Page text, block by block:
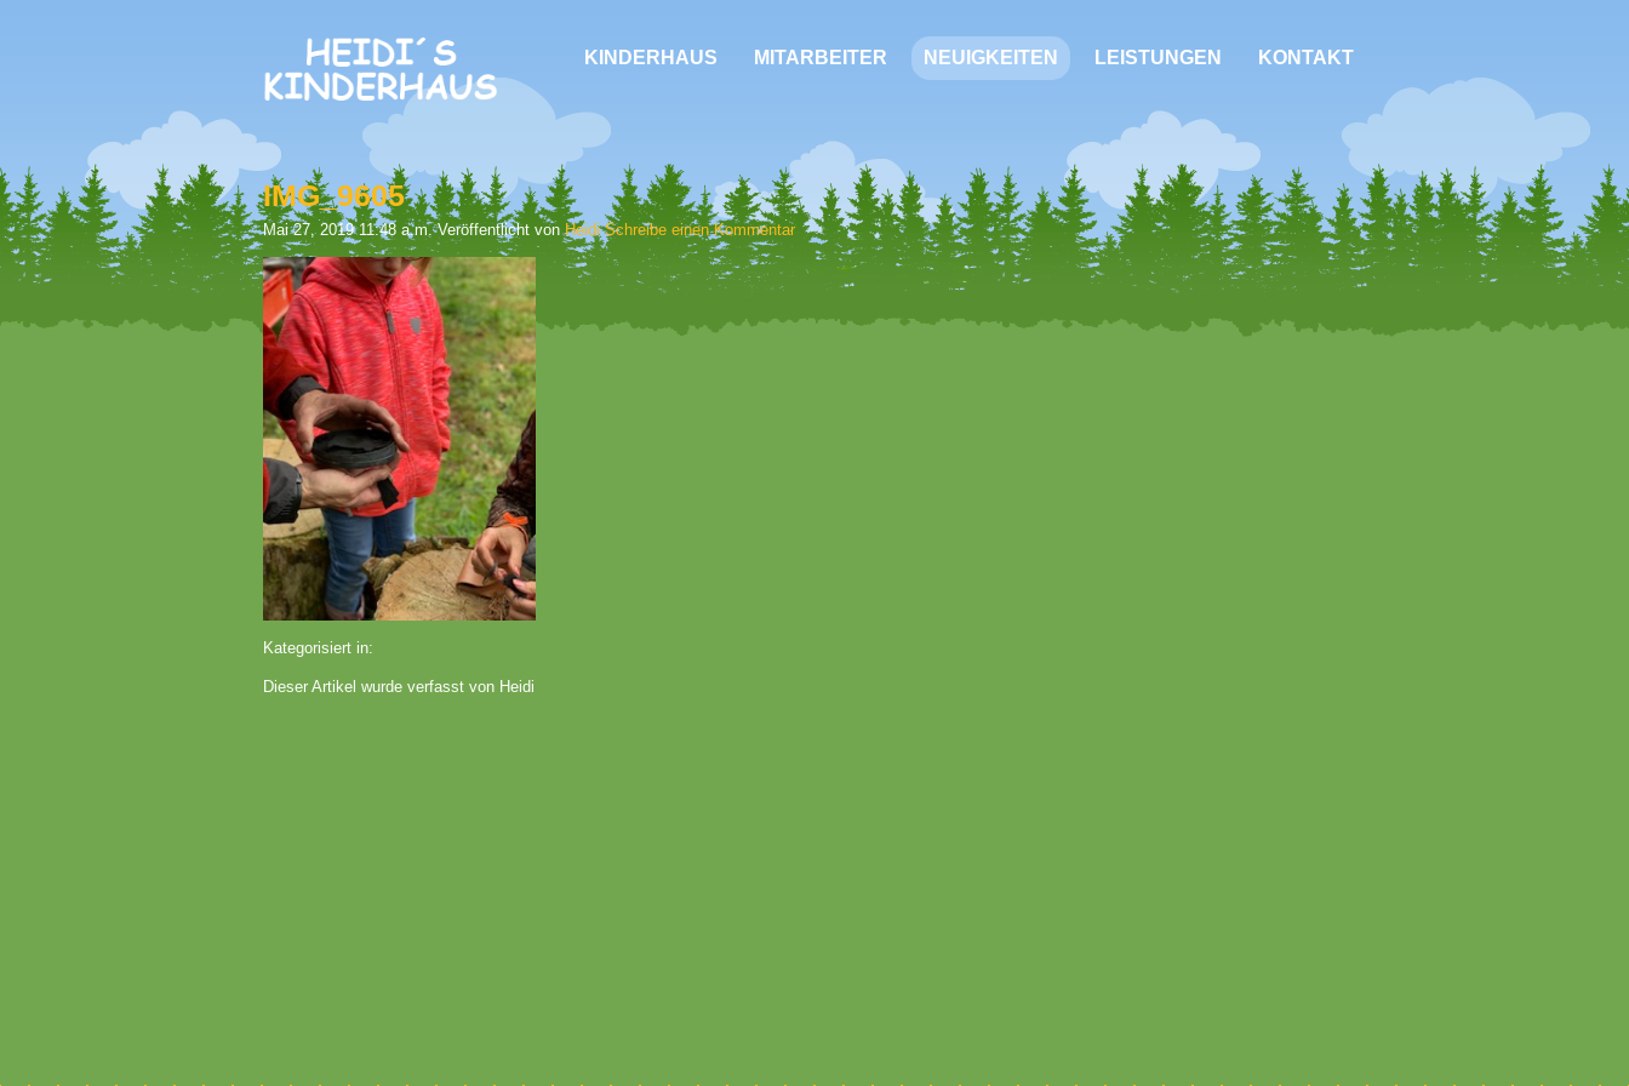
KINDERHAUS MITARBEITER NEUIGKEITEN LEISTUNGEN KONTAKT
IMG_9605
Mai 27, 2019 11:48 a.m. Veröffentlicht vonHeidi Schreibe einen Kommentar
Kategorisiert in:
Dieser Artikel wurde verfasst von Heidi